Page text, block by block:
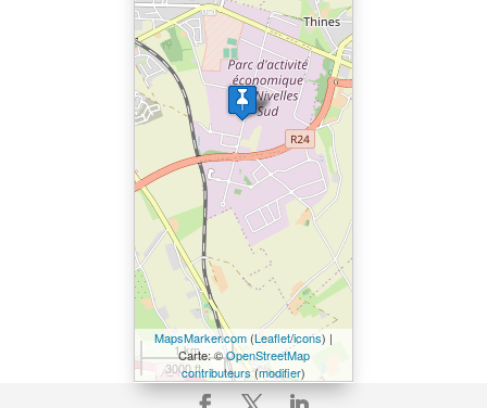
1 km
3000 ft
MapsMarker.com(Leaflet/icons) |
Carte: ©OpenStreetMap
contributeurs(modifier)